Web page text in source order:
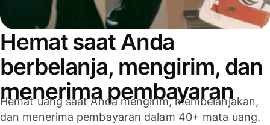
Hemat saat Anda
berbelanja, mengirim, dan
menerima pembayaran
Hemat uang saat Anda mengirim, membelanjakan,
dan menerima pembayaran dalam 40+ mata uang.